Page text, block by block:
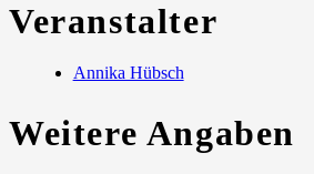
Veranstalter
Annika Hübsch
Weitere Angaben